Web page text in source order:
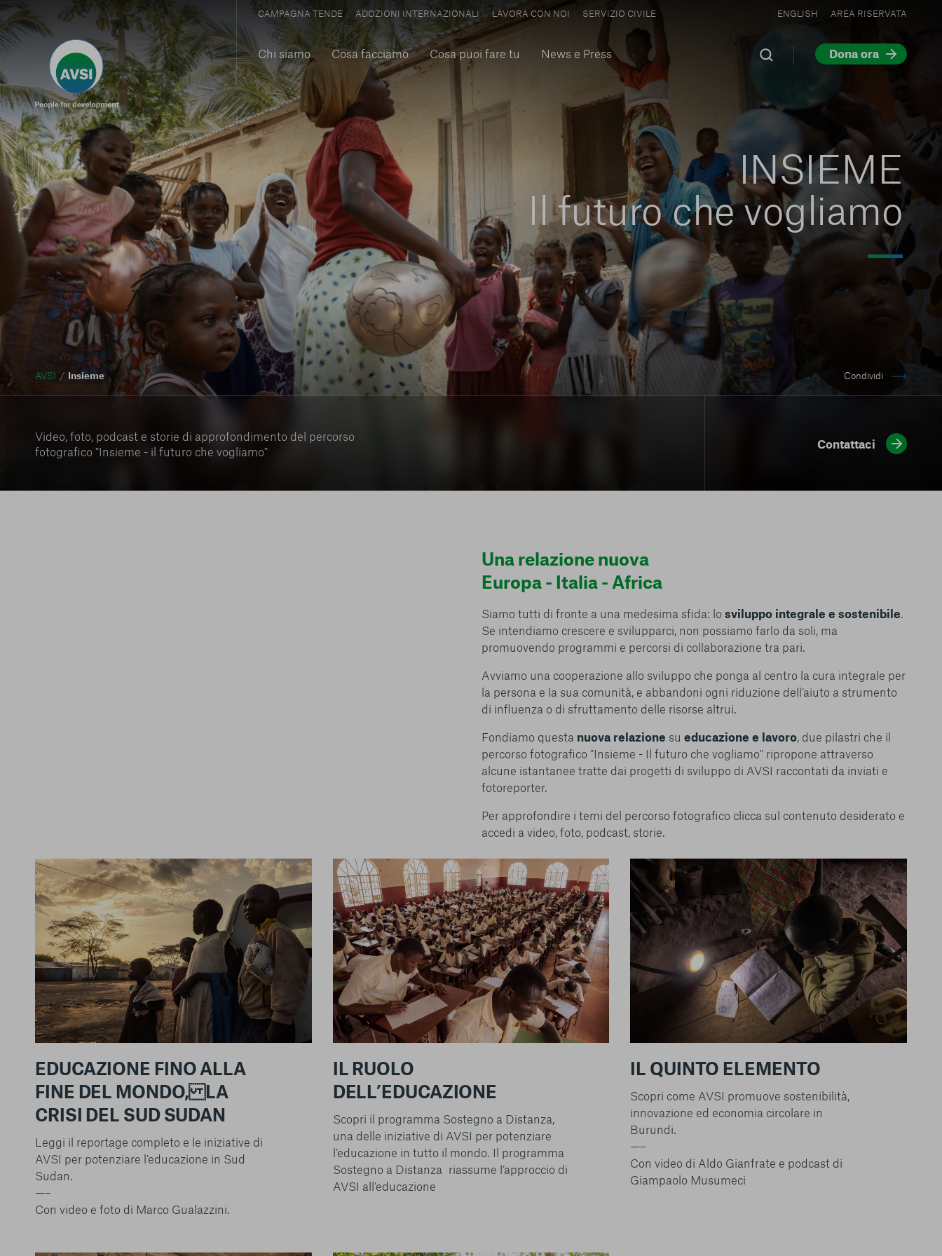
Chi siamo Cosa facciamo Cosa puoi fare tu News e Press Dona ora
CAMPAGNA TENDE ADOZIONI INTERNAZIONALI LAVORA CON NOI SERVIZIO CIVILE ENGLISH AREA RISERVATA
INSIEME
Il futuro che vogliamo
AVSI Insieme Condividi
Video, foto, podcast e storie di approfondimento del percorso
fotografico "Insieme - il futuro che vogliamo"
Contattaci
Una relazione nuova
Europa - Italia - Africa
Siamo tutti di fronte a una medesima sfida: lo sviluppo integrale e sostenibile.
Se intendiamo crescere e svilupparci, non possiamo farlo da soli, ma
promuovendo programmi e percorsi di collaborazione tra pari.
Avviamo una cooperazione allo sviluppo che ponga al centro la cura integrale per
la persona e la sua comunità, e abbandoni ogni riduzione dell’aiuto a strumento
di influenza o di sfruttamento delle risorse altrui.
Fondiamo questa nuova relazione su educazione e lavoro, due pilastri che il
percorso fotografico "Insieme - Il futuro che vogliamo" ripropone attraverso
alcune istantanee tratte dai progetti di sviluppo di AVSI raccontati da inviati e
fotoreporter.
Per approfondire i temi del percorso fotografico clicca sul contenuto desiderato e
accedi a video, foto, podcast, storie.
EDUCAZIONE FINO ALLA
FINE DEL MONDO, LA
CRISI DEL SUD SUDAN
Leggi il reportage completo e le iniziative di
AVSI per potenziare l’educazione in Sud
Sudan.
—–
Con video e foto di Marco Gualazzini.
IL RUOLO
DELL’EDUCAZIONE
Scopri il programma Sostegno a Distanza,
una delle iniziative di AVSI per potenziare
l’educazione in tutto il mondo. Il programma
Sostegno a Distanza riassume l’approccio di
AVSI all’educazione
IL QUINTO ELEMENTO
Scopri come AVSI promuove sostenibilità,
innovazione ed economia circolare in
Burundi.
—–
Con video di Aldo Gianfrate e podcast di
Giampaolo Musumeci